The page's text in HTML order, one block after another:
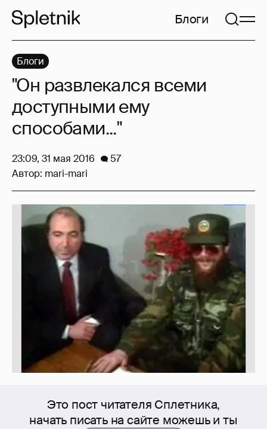
Блоги
Это пост читателя Сплетника,
начать писать на сайте можешь и ты
Блоги
"Он развлекался всеми
доступными ему
способами..."
23:09, 31 мая 2016
57
Автор: mari-mari